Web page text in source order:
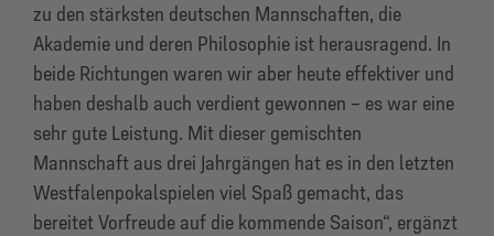
zu den stärksten deutschen Mannschaften, die
Akademie und deren Philosophie ist herausragend. In
beide Richtungen waren wir aber heute effektiver und
haben deshalb auch verdient gewonnen – es war eine
sehr gute Leistung. Mit dieser gemischten
Mannschaft aus drei Jahrgängen hat es in den letzten
Westfalenpokalspielen viel Spaß gemacht, das
bereitet Vorfreude auf die kommende Saison“, ergänzt